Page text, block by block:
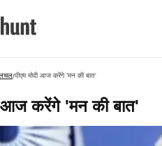
/पीएम मोदी आज करेंगे 'मन की बात'
आज करेंगे 'मन की बात'